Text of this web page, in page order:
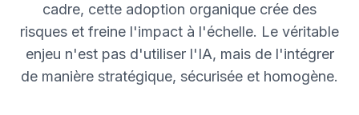
cadre, cette adoption organique crée des
risques et freine l'impact à l'échelle. Le véritable
enjeu n'est pas d'utiliser l'IA, mais de l'intégrer
de manière stratégique, sécurisée et homogène.